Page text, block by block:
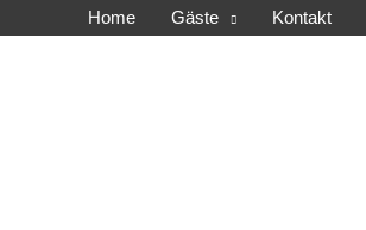
Home Gäste Kontakt